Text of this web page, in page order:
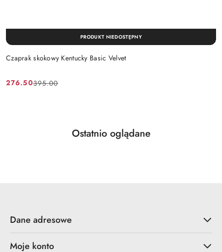
Czaprak skokowy Kentucky Basic Velvet
Cena
276.50
Cena
395.00
PRODUKT NIEDOSTĘPNY
Pomiń karuzelę produktów
Produkty
Ostatnio oglądane
Dane adresowe
Moje konto